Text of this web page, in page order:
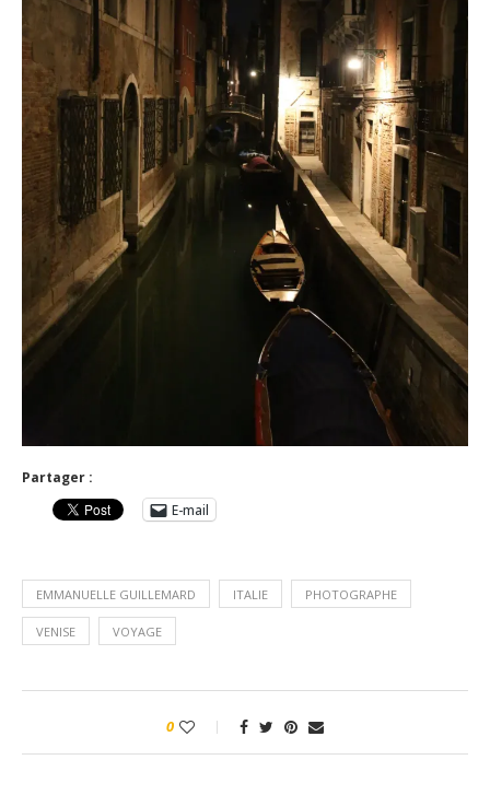
Partager :
E-mail
EMMANUELLE GUILLEMARD ITALIE PHOTOGRAPHE
VENISE VOYAGE
0